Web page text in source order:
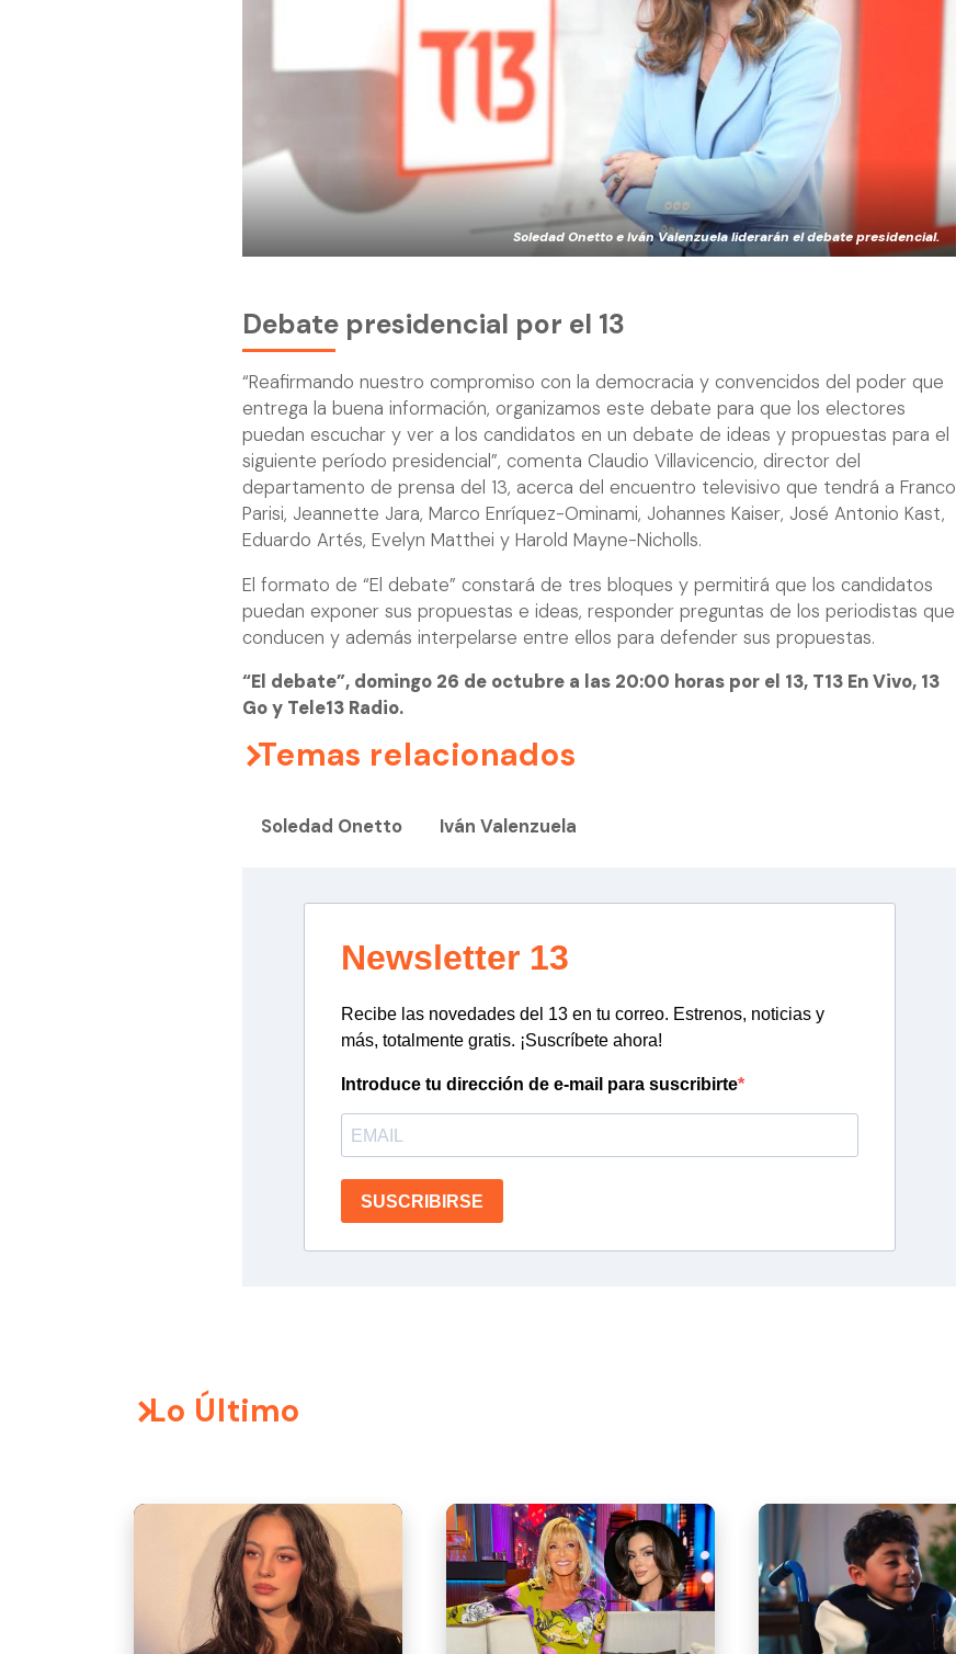
Soledad Onetto e Iván Valenzuela liderarán el debate presidencial.
Debate presidencial por el 13
“Reafirmando nuestro compromiso con la democracia y convencidos del poder que
entrega la buena información, organizamos este debate para que los electores
puedan escuchar y ver a los candidatos en un debate de ideas y propuestas para el
siguiente período presidencial”, comenta Claudio Villavicencio, director del
departamento de prensa del 13, acerca del encuentro televisivo que tendrá a Franco
Parisi, Jeannette Jara, Marco Enríquez-Ominami, Johannes Kaiser, José Antonio Kast,
Eduardo Artés, Evelyn Matthei y Harold Mayne-Nicholls.
El formato de “El debate” constará de tres bloques y permitirá que los candidatos
puedan exponer sus propuestas e ideas, responder preguntas de los periodistas que
conducen y además interpelarse entre ellos para defender sus propuestas.
“El debate”, domingo 26 de octubre a las 20:00 horas por el 13, T13 En Vivo, 13
Go y Tele13 Radio.
Temas relacionados
Soledad Onetto Iván Valenzuela
Newsletter 13
Recibe las novedades del 13 en tu correo. Estrenos, noticias y
más, totalmente gratis. ¡Suscríbete ahora!
Introduce tu dirección de e-mail para suscribirte
SUSCRIBIRSE
Lo Último